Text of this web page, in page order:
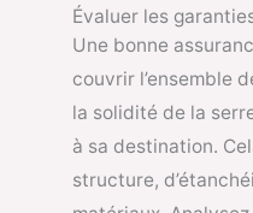
Évaluer les
Une bonne
couvrir l’ensemble
la solidité de la
à sa destination.
structure,